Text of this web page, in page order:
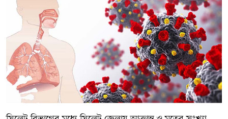
সম্পাদকীয় কলাম
ABOUT US
DIAL SYLHET